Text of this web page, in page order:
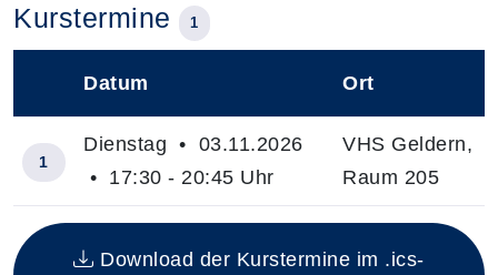
Kurstermine 1
Insgesamt gibt es 1 Termine zum diesen Kurs
Datum Ort
1
Dienstag • 03.11.2026
• 17:30 - 20:45 Uhr
VHS Geldern,
Raum 205
Download der Kurstermine im .ics-